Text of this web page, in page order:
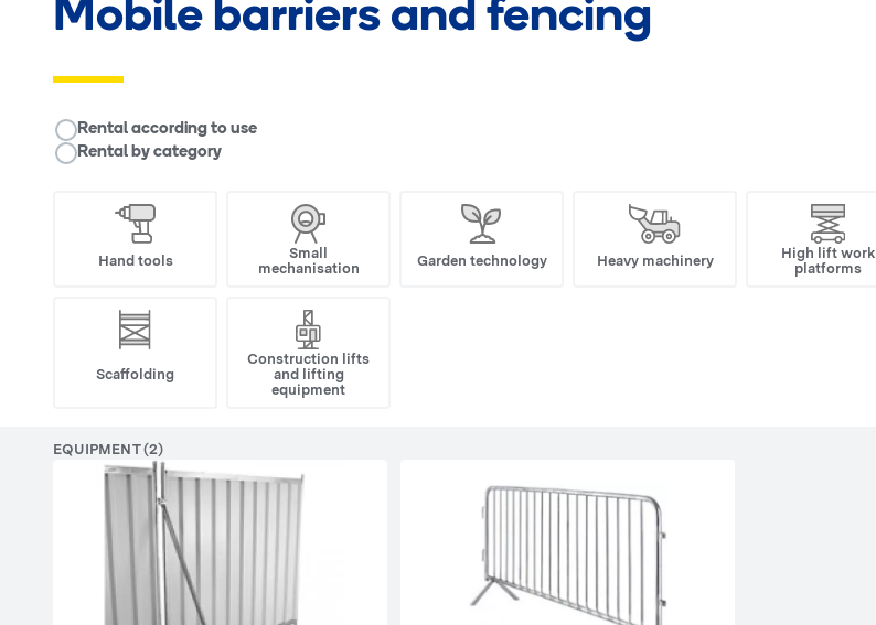
Mobile barriers and fencing
__RENTAL.LEGEND
Rental according to use
Rental by category
Hand tools
Small
mechanisation
Garden technology Heavy machinery
High lift work
platforms
Scaffolding
Construction lifts
and lifting
equipment
EQUIPMENT (2)